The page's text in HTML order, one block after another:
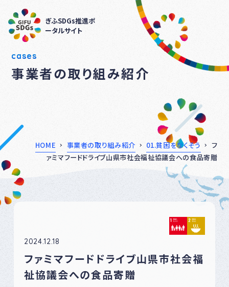
ぎふSDGs推進ポ
ータルサイト
cases
事業者の取り組み紹介
HOME 事業者の取り組み紹介 01.貧困をなくそう
フ
ァミマフードドライブ山県市社会福祉協議会への食品寄贈
2024.12.18
ファミマフードドライブ山県市社会福
祉協議会への食品寄贈